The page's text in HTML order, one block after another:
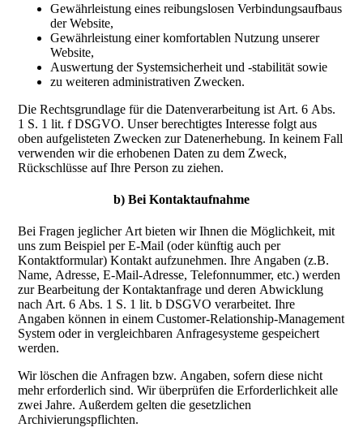
Gewährleistung eines reibungslosen Verbindungsaufbaus
der Website,
Gewährleistung einer komfortablen Nutzung unserer
Website,
Auswertung der Systemsicherheit und -stabilität sowie
zu weiteren administrativen Zwecken.
Die Rechtsgrundlage für die Datenverarbeitung ist Art. 6 Abs.
1 S. 1 lit. f DSGVO. Unser berechtigtes Interesse folgt aus
oben aufgelisteten Zwecken zur Datenerhebung. In keinem Fall
verwenden wir die erhobenen Daten zu dem Zweck,
Rückschlüsse auf Ihre Person zu ziehen.
b) Bei Kontaktaufnahme
Bei Fragen jeglicher Art bieten wir Ihnen die Möglichkeit, mit
uns zum Beispiel per E-Mail (oder künftig auch per
Kontaktformular) Kontakt aufzunehmen. Ihre Angaben (z.B.
Name, Adresse, E-Mail-Adresse, Telefonnummer, etc.) werden
zur Bearbeitung der Kontaktanfrage und deren Abwicklung
nach Art. 6 Abs. 1 S. 1 lit. b DSGVO verarbeitet. Ihre
Angaben können in einem Customer-Relationship-Management
System oder in vergleichbaren Anfragesysteme gespeichert
werden.
Wir löschen die Anfragen bzw. Angaben, sofern diese nicht
mehr erforderlich sind. Wir überprüfen die Erforderlichkeit alle
zwei Jahre. Außerdem gelten die gesetzlichen
Archivierungspflichten.